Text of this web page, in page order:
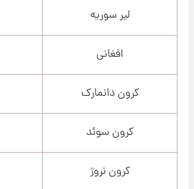
لیر سوریه
افغانی
کرون دانمارک
کرون سوئد
کرون نروژ